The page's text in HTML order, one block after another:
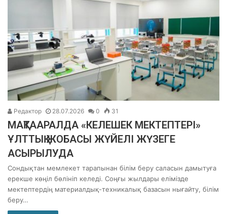
Редактор 28.07.2026 0 31
МАҚТААРАЛДА «КЕЛЕШЕК МЕКТЕПТЕРІ»
ҰЛТТЫҚ ЖОБАСЫ ЖҮЙЕЛІ ЖҮЗЕГЕ
АСЫРЫЛУДА
Сондықтан мемлекет тарапынан білім беру саласын дамытуға
ерекше көңіл бөлініп келеді. Соңғы жылдары елімізде
мектептердің материалдық-техникалық базасын нығайту, білім
беру…